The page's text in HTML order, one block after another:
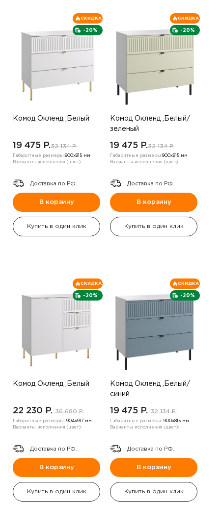
-20%
СКИДКА
Комод Окленд ,Белый
19 475 P.32 134 P.
Габаритные размеры:900х815 мм
Варианты исполнения (цвет):
Доставка по РФ.
В корзину
Купить в один клик
-20%
СКИДКА
Комод Окленд ,Белый/
зеленый
19 475 P.32 134 P.
Габаритные размеры:900х815 мм
Варианты исполнения (цвет):
Доставка по РФ.
В корзину
Купить в один клик
-20%
СКИДКА
Комод Окленд ,Белый
22 230 P. 36 680 P.
Габаритные размеры: 904х917 мм
Варианты исполнения (цвет):
Доставка по РФ.
В корзину
Купить в один клик
-20%
СКИДКА
Комод Окленд ,Белый/
синий
19 475 P. 32 134 P.
Габаритные размеры: 900х815 мм
Варианты исполнения (цвет):
Доставка по РФ.
В корзину
Купить в один клик